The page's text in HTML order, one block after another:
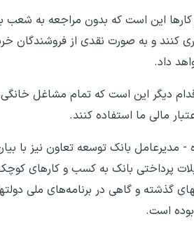
کارها این است که بدون مراجعه به
کنند و به صورت نقدی از
داد.
مالی ما استفاده کنند.
تسهیلات پرداختی بانک به کسب و
گذشته و گاهی در برنامه‌های ملی
بوده است.